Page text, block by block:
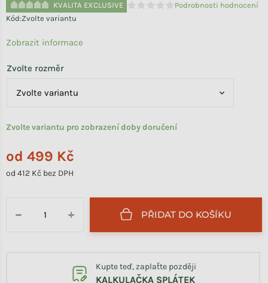
KVALITA EXCLUSIVE
Průměrné hodnocení produktu
Podrobnosti hodnocení
Kód:Zvolte variantu
od 499 Kč
od 412 Kč bez DPH
Zvolte variantu pro zobrazení doby doručení
Zvolte rozměr
+
− PŘIDAT DO KOŠÍKU
Kupte teď, zaplaťte později
KALKULAČKA SPLÁTEK
Zobrazit informace